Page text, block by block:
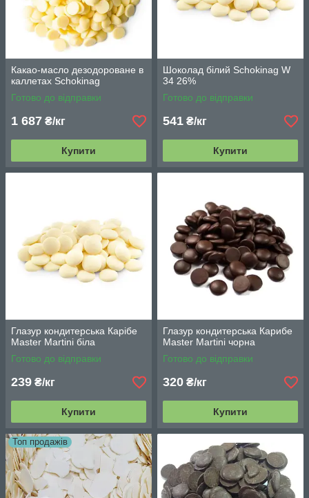
Какао-масло дезодороване в
каллетах Schokinag
Готово до відправки
1 687 ₴/кг
Купити
Шоколад білий Schokinag W
34 26%
Готово до відправки
541 ₴/кг
Купити
Глазур кондитерська Карібе
Master Martini біла
Готово до відправки
239 ₴/кг
Купити
Глазур кондитерська Карибе
Master Martini чорна
Готово до відправки
320 ₴/кг
Купити
Топ продажів